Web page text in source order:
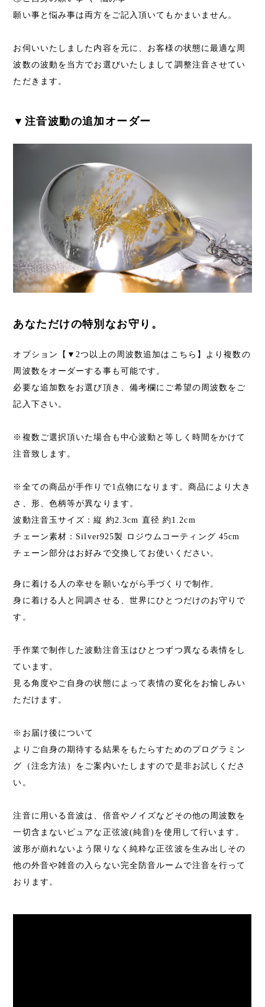
願い事と悩み事は両方をご記入頂いてもかまいません。
お伺いいたしました内容を元に、お客様の状態に最適な周
波数の波動を当方でお選びいたしまして調整注音させてい
ただきます。
▼注音波動の追加オーダー
あなただけの特別なお守り。
オプション【▼2つ以上の周波数追加はこちら】より複数の
周波数をオーダーする事も可能です。
必要な追加数をお選び頂き、備考欄にご希望の周波数をご
記入下さい。
※複数ご選択頂いた場合も中心波動と等しく時間をかけて
注音致します。
※全ての商品が手作りで1点物になります。商品により大き
さ、形、色柄等が異なります。
波動注音玉サイズ：縦 約2.3cm 直径 約1.2cm
チェーン素材：Silver925製 ロジウムコーティング 45cm
チェーン部分はお好みで交換してお使いください。
身に着ける人の幸せを願いながら手づくりで制作。
身に着ける人と同調させる、世界にひとつだけのお守りで
す。
手作業で制作した波動注音玉はひとつずつ異なる表情をし
ています。
見る角度やご自身の状態によって表情の変化をお愉しみい
ただけます。
※お届け後について
よりご自身の期待する結果をもたらすためのプログラミン
グ（注念方法）をご案内いたしますので是非お試しくださ
い。
注音に用いる音波は、倍音やノイズなどその他の周波数を
一切含まないピュアな正弦波(純音)を使用して行います。
波形が崩れないよう限りなく純粋な正弦波を生み出しその
他の外音や雑音の入らない完全防音ルームで注音を行って
おります。